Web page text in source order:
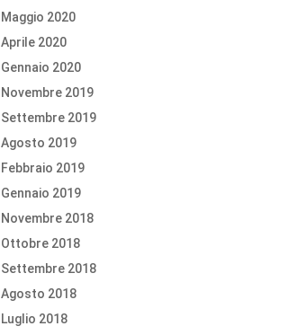
Maggio 2020
Aprile 2020
Gennaio 2020
Novembre 2019
Settembre 2019
Agosto 2019
Febbraio 2019
Gennaio 2019
Novembre 2018
Ottobre 2018
Settembre 2018
Agosto 2018
Luglio 2018